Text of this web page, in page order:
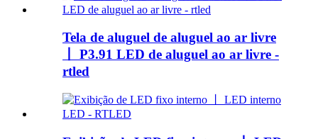
Tela de aluguel de aluguel ao ar livre
丨 P3.91 LED de aluguel ao ar livre -
rtled